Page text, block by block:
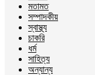
মতামত
সম্পাদকীয়
স্বাস্থ্য
চাকরি
ধর্ম
সাহিত্য
অন্যান্য